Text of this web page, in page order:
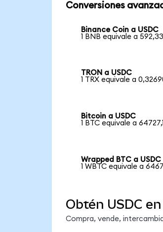
Conversiones
Binance Coin a USDC
1 BNB equivale a
TRON a USDC
1 TRX equivale a
Bitcoin a USDC
1 BTC equivale a
Wrapped BTC a USDC
1 WBTC equivale a
Obtén USDC
Compra, vende,